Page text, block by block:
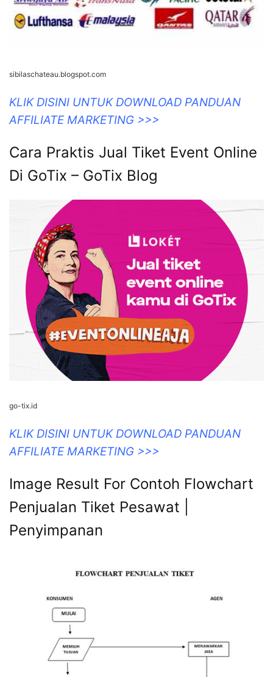
sibilaschateau.blogspot.com
KLIK DISINI UNTUK DOWNLOAD PANDUAN
AFFILIATE MARKETING >>>
Cara Praktis Jual Tiket Event Online
Di GoTix – GoTix Blog
go-tix.id
KLIK DISINI UNTUK DOWNLOAD PANDUAN
AFFILIATE MARKETING >>>
Image Result For Contoh Flowchart
Penjualan Tiket Pesawat |
Penyimpanan